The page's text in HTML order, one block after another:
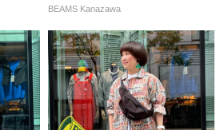
BEAMS Kanazawa